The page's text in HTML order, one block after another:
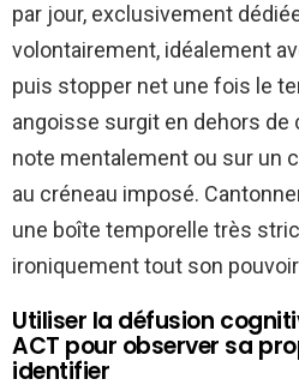
par jour, exclusivement
volontairement, idéalement
puis stopper net une fois le
angoisse surgit en dehors de
note mentalement ou sur un
au créneau imposé.
une boîte temporelle très
ironiquement tout son
Utiliser la défusion
ACT pour observer sa
identifier